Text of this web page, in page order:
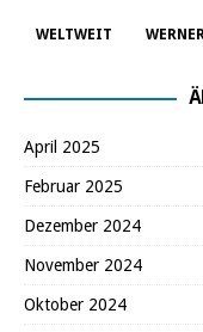
WELTWEIT
April 2025
Februar 2025
Dezember 2024
November 2024
Oktober 2024